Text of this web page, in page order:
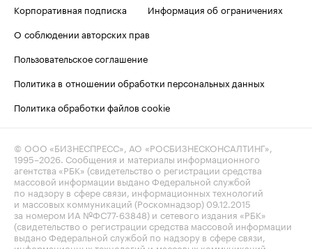
Корпоративная подписка
Информация об ограничениях
О соблюдении авторских прав
Пользовательское соглашение
Политика в отношении обработки персональных данных
Политика обработки файлов cookie
© ООО «БИЗНЕСПРЕСС», АО «РОСБИЗНЕСКОНСАЛТИНГ»,
1995–2026 . Сообщения и материалы информационного
агентства «РБК» (свидетельство о регистрации средства
массовой информации выдано Федеральной службой
по надзору в сфере связи, информационных технологий
и массовых коммуникаций (Роскомнадзор) 09.12.2015
за номером ИА №ФС77-63848) и сетевого издания «РБК»
(свидетельство о регистрации средства массовой информации
выдано Федеральной службой по надзору в сфере связи,